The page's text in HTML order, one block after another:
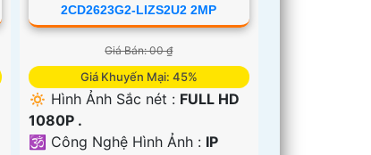
2CD2623G2-LIZS2U2 2MP
Giá Bán: 00 ₫
Giá Khuyến Mại: 45%
🔅 Hình Ảnh Sắc nét : FULL HD
1080P .
🕉️ Công Nghệ Hình Ảnh : IP